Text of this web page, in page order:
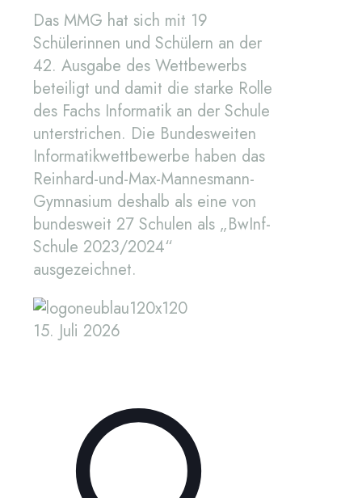
Das MMG hat sich mit 19
Schülerinnen und Schülern an der
42. Ausgabe des Wettbewerbs
beteiligt und damit die starke Rolle
des Fachs Informatik an der Schule
unterstrichen. Die Bundesweiten
Informatikwettbewerbe haben das
Reinhard-und-Max-Mannesmann-
Gymnasium deshalb als eine von
bundesweit 27 Schulen als „BwInf-
Schule 2023/2024“
ausgezeichnet.
15. Juli 2026